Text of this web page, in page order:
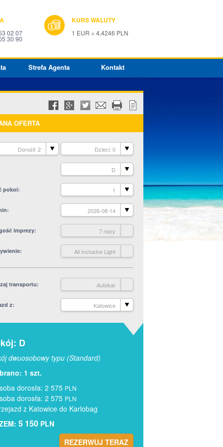
02 07
30 90
KURS WALUTY
1 EUR = 4,4246 PLN
Strefa Agenta Kontakt
OFERTA
Dorośli: 2 Dzieci: 0
D
pokoi 1
2026-08-14
imprezy 7 nocy
All Inclusive Light
transportu Autokar
z Katowice
D
dwuosobowy typu (Standard)
1 szt.
dorosła: 2 575 PLN
dorosła: 2 575 PLN
z Katowice do Karlobag
5 150 PLN
REZERWUJ TERAZ